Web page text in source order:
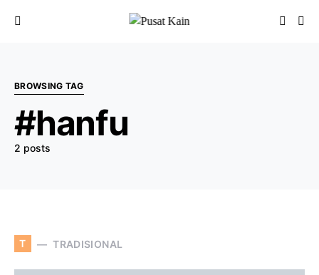
BROWSING TAG
#hanfu
2 posts
T TRADISIONAL